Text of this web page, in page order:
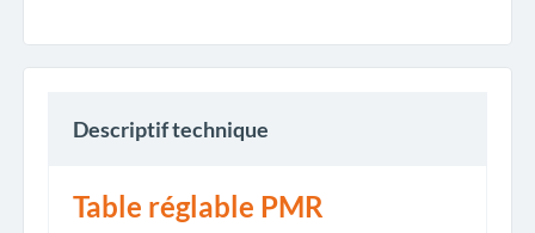
Descriptif technique
Table réglable PMR